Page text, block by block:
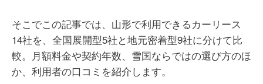
そこでこの記事では、山形で利用できるカーリース
14社を、全国展開型5社と地元密着型9社に分けて比
較。月額料金や契約年数、雪国ならではの選び方のほ
か、利用者の口コミを紹介します。